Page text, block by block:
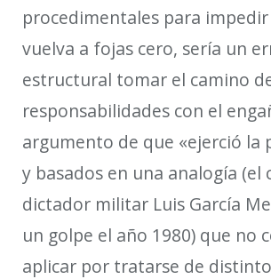
procedimentales para
vuelva a fojas cero, sería un
estructural tomar el camino
responsabilidades con el
argumento de que «ejerció la
y basados en una analogía (el
dictador militar Luis García
un golpe el año 1980) que no
aplicar por tratarse de